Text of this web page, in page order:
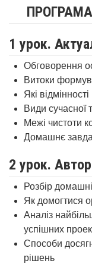
1 урок.
Обговорення
Витоки
Які
Види сучасної
Межі чистоти
Домашнє
2 урок.
Розбір
Як домогтися
Аналіз
успішних
Способи
рішень